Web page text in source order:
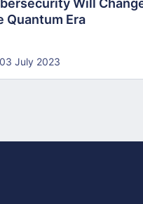
Will
Quantum Era
03 July 2023